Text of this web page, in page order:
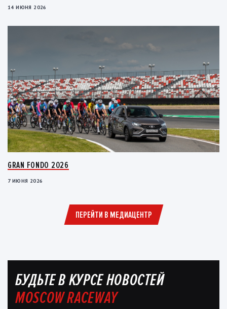
14 ИЮНЯ 2026
GRAN FONDO 2026
7 ИЮНЯ 2026
ПЕРЕЙТИ В МЕДИАЦЕНТР
БУДЬТЕ В КУРСЕ НОВОСТЕЙ
MOSCOW RACEWAY